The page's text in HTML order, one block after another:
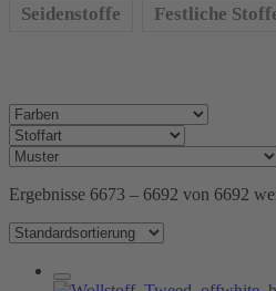
Seidenstoffe Festliche
Ergebnisse 6673 – 6692 von 6692